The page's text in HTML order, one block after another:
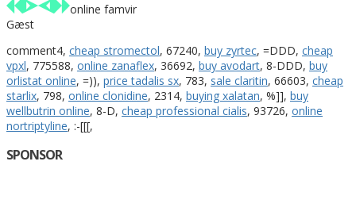
online famvir
Gæst
comment4, cheap stromectol, 67240, buy zyrtec, =DDD, cheap
vpxl, 775588, online zanaflex, 36692, buy avodart, 8-DDD, buy
orlistat online, =)), price tadalis sx, 783, sale claritin, 66603, cheap
starlix, 798, online clonidine, 2314, buying xalatan, %]], buy
wellbutrin online, 8-D, cheap professional cialis, 93726, online
nortriptyline, :-[[[,
SPONSOR